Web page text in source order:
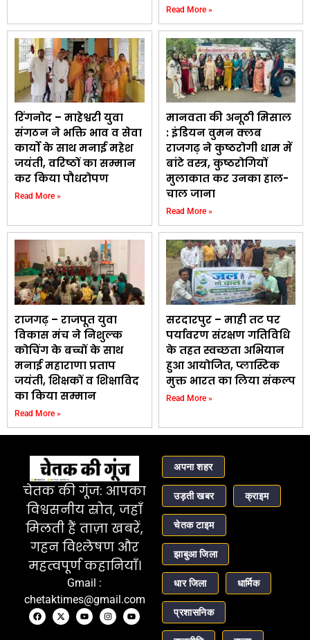
Read More »
रिंगनोद – माहेश्वरी युवा
संगठन ने भक्ति भाव व सेवा
कार्यो के साथ मनाई महेश
जयंती, वरिष्ठों का सम्मान
कर किया पौधरोपण
Read More »
मानवता की अनूठी मिसाल
: इंडियन वुमन क्लब
राजगढ़ ने कुष्ठरोगी धाम में
बांटे वस्त्र, कुष्ठरोगियों
मुलाकात कर उनका हाल-
चाल जाना
Read More »
राजगढ़ – राजपूत युवा
विकास मंच ने निशुल्क
कोचिंग के बच्चों के साथ
मनाई महाराणा प्रताप
जयंती, शिक्षकों व शिक्षाविद
का किया सम्मान
Read More »
सरदारपुर – माही तट पर
पर्यावरण संरक्षण गतिविधि
के तहत स्वच्छता अभियान
हुआ आयोजित, प्लास्टिक
मुक्त भारत का लिया संकल्प
Read More »
चेतक की गूंज: आपका
विश्वसनीय स्रोत, जहाँ
मिलती हैं ताज़ा खबरें,
गहन विश्लेषण और
महत्वपूर्ण कहानियाँ।
Gmail :
chetaktimes@gmail.com
अपना शहर
उड़ती खबर क्राइम
चेतक टाइम
झाबुआ जिला
धार जिला धार्मिक
प्रशासनिक